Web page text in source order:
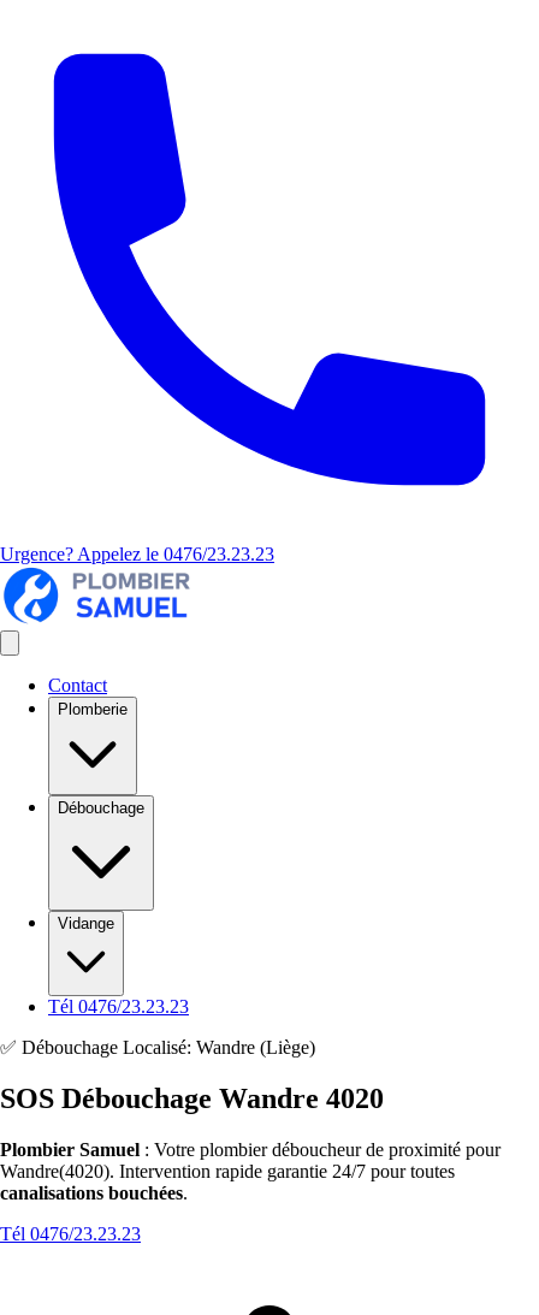
Urgence? Appelez le 0476/23.23.23
Contact
Plomberie
Débouchage
Vidange
Tél 0476/23.23.23
✅ Débouchage Localisé: Wandre (Liège)
SOS Débouchage Wandre 4020
Plombier Samuel : Votre plombier déboucheur de proximité pour
Wandre(4020). Intervention rapide garantie 24/7 pour toutes
canalisations bouchées.
Tél 0476/23.23.23